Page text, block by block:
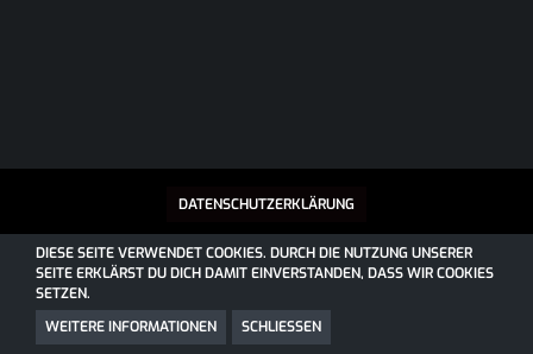
DATENSCHUTZERKLÄRUNG
SOCIALBOX, ENTWICKELT VON WEBEXPANDED
COMMUNITY-DESIGN: COMMUNITYVON
DIESE SEITE VERWENDET COOKIES. DURCH DIE NUTZUNG UNSERER
SEITE ERKLÄRST DU DICH DAMIT EINVERSTANDEN, DASS WIR COOKIES
SETZEN.
WEITERE INFORMATIONEN
SCHLIESSEN